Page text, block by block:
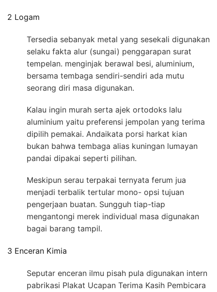
2 Logam
Tersedia sebanyak metal yang sesekali digunakan
selaku fakta alur (sungai) penggarapan surat
tempelan. menginjak berawal besi, aluminium,
bersama tembaga sendiri-sendiri ada mutu
seorang diri masa digunakan.
Kalau ingin murah serta ajek ortodoks lalu
aluminium yaitu preferensi jempolan yang terima
dipilih pemakai. Andaikata porsi harkat kian
bukan bahwa tembaga alias kuningan lumayan
pandai dipakai seperti pilihan.
Meskipun serau terpakai ternyata ferum jua
menjadi terbalik tertular mono- opsi tujuan
pengerjaan buatan. Sungguh tiap-tiap
mengantongi merek individual masa digunakan
bagai barang tampil.
3 Enceran Kimia
Seputar enceran ilmu pisah pula digunakan intern
pabrikasi Plakat Ucapan Terima Kasih Pembicara